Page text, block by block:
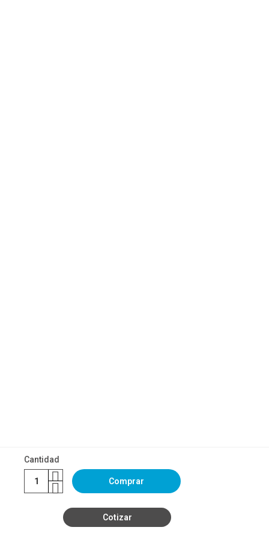
Cantidad
Comprar
Cotizar